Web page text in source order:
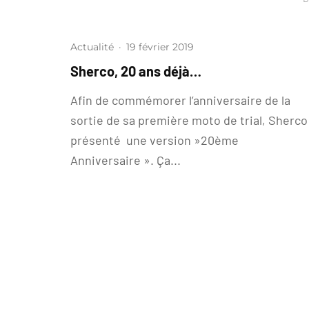
Actualité · 19 février 2019
Sherco, 20 ans déjà…
Afin de commémorer l’anniversaire de la
sortie de sa première moto de trial, Sherco
présenté une version »20ème
Anniversaire ». Ça...